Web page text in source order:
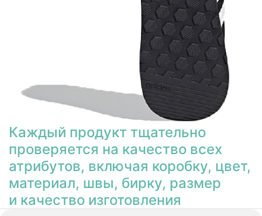
Каждый продукт тщательно
проверяется на качество всех
атрибутов, включая коробку, цвет,
материал, швы, бирку, размер
и качество изготовления